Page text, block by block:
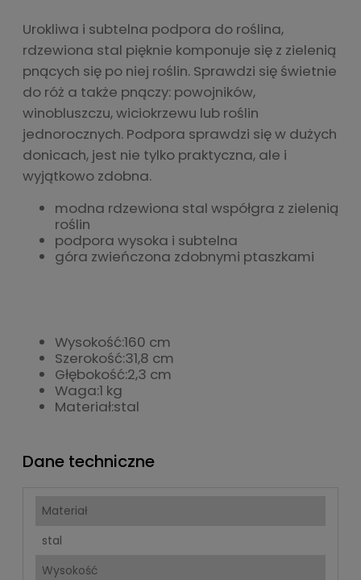
Urokliwa i subtelna podpora do roślina,
rdzewiona stal pięknie komponuje się z zielenią
pnących się po niej roślin. Sprawdzi się świetnie
do róż a także pnączy: powojników,
winobluszczu, wiciokrzewu lub roślin
jednorocznych. Podpora sprawdzi się w dużych
donicach, jest nie tylko praktyczna, ale i
wyjątkowo zdobna.
modna rdzewiona stal współgra z zielenią
roślin
podpora wysoka i subtelna
góra zwieńczona zdobnymi ptaszkami
Wysokość:160 cm
Szerokość:31,8 cm
Głębokość:2,3 cm
Waga:1 kg
Materiał:stal
Dane techniczne
Materiał
stal
Wysokość